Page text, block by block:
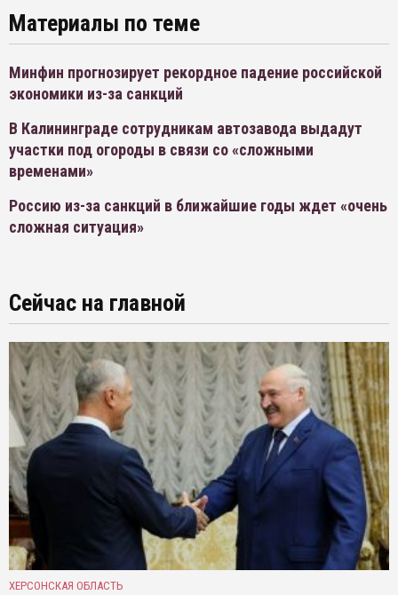
Материалы по теме
Минфин прогнозирует рекордное падение российской
экономики из-за санкций
В Калининграде сотрудникам автозавода выдадут
участки под огороды в связи со «сложными
временами»
Россию из-за санкций в ближайшие годы ждет «очень
сложная ситуация»
Сейчас на главной
ХЕРСОНСКАЯ ОБЛАСТЬ